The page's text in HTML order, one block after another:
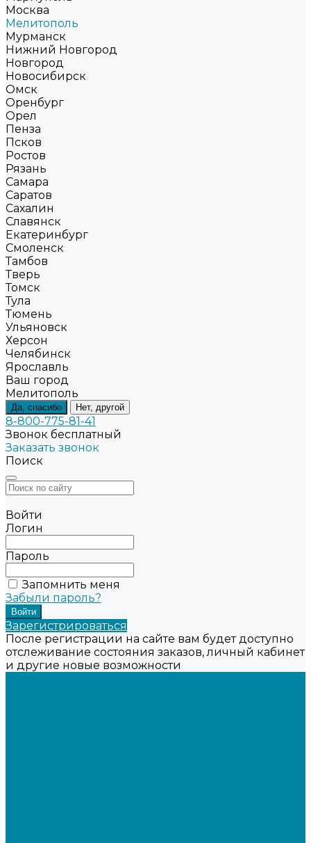
Москва
Мелитополь
Мурманск
Нижний Новгород
Новгород
Новосибирск
Омск
Оренбург
Орел
Пенза
Псков
Ростов
Рязань
Самара
Саратов
Сахалин
Славянск
Екатеринбург
Смоленск
Тамбов
Тверь
Томск
Тула
Тюмень
Ульяновск
Херсон
Челябинск
Ярославль
Ваш город
Мелитополь
Да, спасибо Нет, другой
8-800-775-81-41
Звонок бесплатный
Заказать звонок
Поиск
Войти
Логин
Пароль
Запомнить меня
Забыли пароль?
Зарегистрироваться
После регистрации на сайте вам будет доступно
отслеживание состояния заказов, личный кабинет
и другие новые возможности